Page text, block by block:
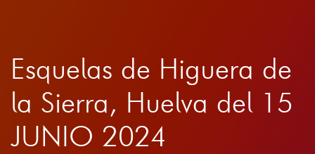
Esquelas de Higuera de
la Sierra, Huelva del 15
JUNIO 2024